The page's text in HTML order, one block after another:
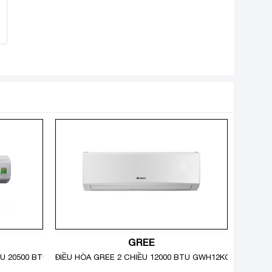
có thể chạy công suất cao nhất ngay khi vừa
20500 BTU FTKS60GVMV
GREE
ĐIỀU HÒA GREE 2 CHIỀU 12000 BTU GWH12KC-K6N0C4